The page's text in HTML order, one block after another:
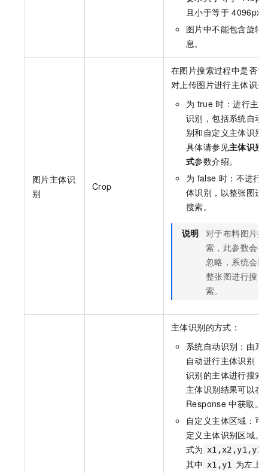
且小于等于 4096px
图片中不能包含旋转
息。
图片主体识
别
Crop
在图片搜索过程中是否需
对上传图片进行主体识别
为 true 时：进行主体
识别，包括系统自动
别和自定义主体识别
具体请参见主体识别
式参数介绍。
为 false 时：不进行
体识别，以整张图进
搜索。
说明
对于布料图片搜
索，此参数会被
忽略，系统会以
整张图进行搜
索。
主体识别的方式：
系统自动识别：由系
自动进行主体识别，
识别的主体进行搜索
主体识别结果可以在
Response 中获取。
自定义主体区域：可
定义主体识别区域。
式为 x1,x2,y1,y2
其中 x1,y1
为左上